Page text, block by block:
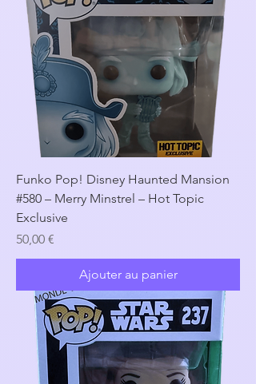
Funko Pop! Disney Haunted Mansion
#580 – Merry Minstrel – Hot Topic
Exclusive
Prix
50,00 €
Ajouter au panier